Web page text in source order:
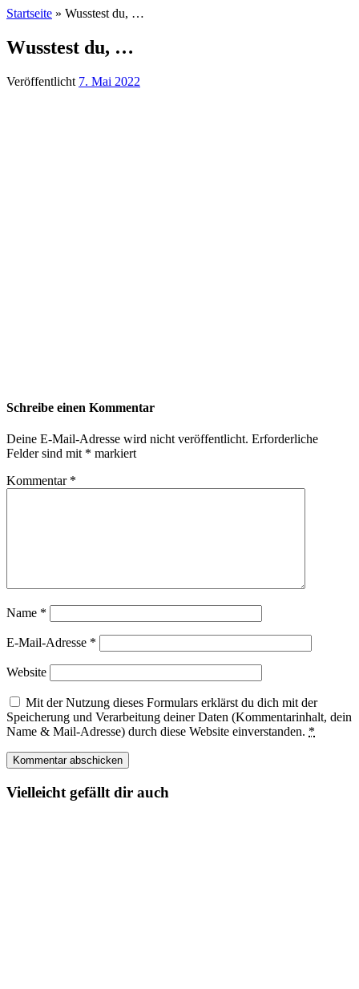
Startseite » Wusstest du, …
Wusstest du, …
Veröffentlicht 7. Mai 2022
Schreibe einen Kommentar
Deine E-Mail-Adresse wird nicht veröffentlicht. Erforderliche
Felder sind mit * markiert
Kommentar *
Name *
E-Mail-Adresse *
Website
Mit der Nutzung dieses Formulars erklärst du dich mit der
Speicherung und Verarbeitung deiner Daten (Kommentarinhalt, dein
Name & Mail-Adresse) durch diese Website einverstanden. *
Vielleicht gefällt dir auch